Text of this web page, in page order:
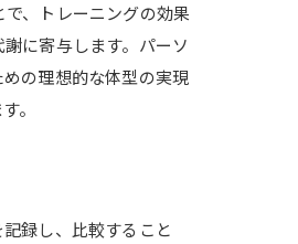
、トレーニングの効果
に寄与します。パーソ
の理想的な体型の実現
。
録し、比較すること